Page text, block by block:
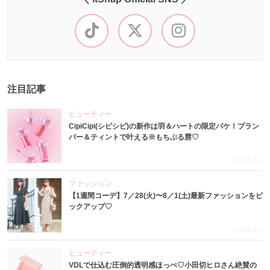
注目記事
ビューティー
CipiCipi(シピシピ)の新作は羽＆ハートの限定パケ！プラン
パー＆ティントで叶える※もちぷる唇♡
2026.8.6
ファッション
【1週間コーデ】7／28(火)〜8／1(土)最新ファッションをピ
ックアップ♡
2026.8.5
ビューティー
VDLで仕込む圧倒的透明感ほっぺ♡小田切ヒロさん絶賛の